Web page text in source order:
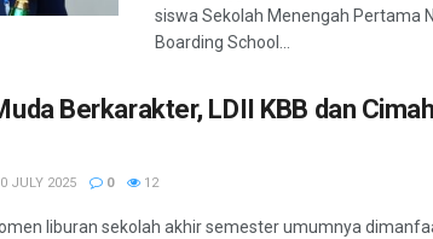
siswa Sekolah Menengah Pertama
Boarding School...
Berkarakter, LDII KBB dan
JULY 2025 0 12
liburan sekolah akhir semester umumnya